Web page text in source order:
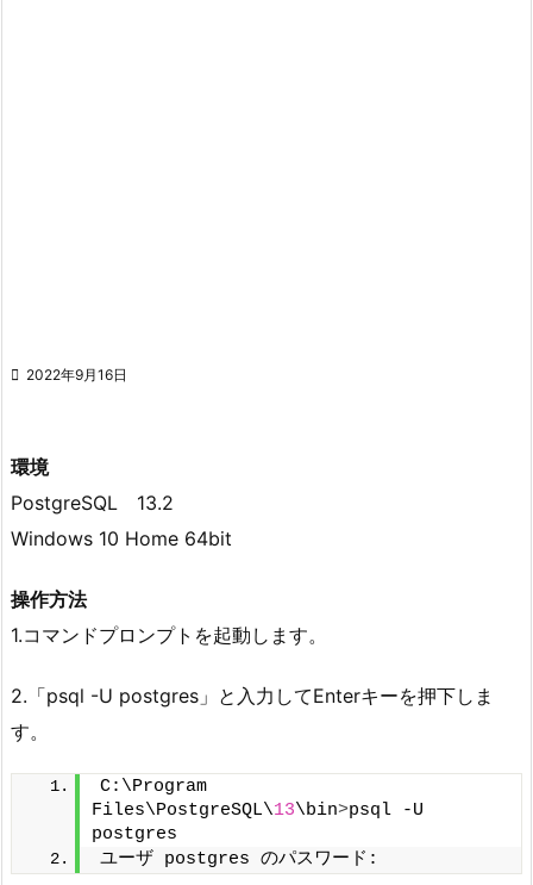
 2022年9月16日
環境
PostgreSQL 13.2
Windows 10 Home 64bit
操作方法
1.コマンドプロンプトを起動します。
2.「psql -U postgres」と入力してEnterキーを押下しま
す。
C:\Program
Files\PostgreSQL\13\bin>psql -U
postgres
ユーザ postgres のパスワード: